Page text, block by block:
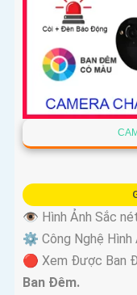
👁 Hình Ảnh Sắc
⚙ Công Nghệ Hình
🔴 Xem Được Ban
Ban Ðêm.